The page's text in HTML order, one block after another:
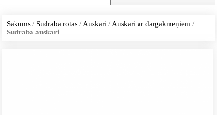
Sākums / Sudraba rotas / Auskari / Auskari ar dārgakmeņiem /
Sudraba auskari